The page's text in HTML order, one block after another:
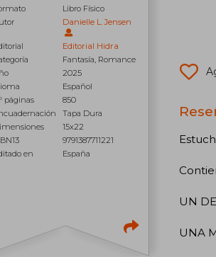
Libro Físico
Danielle L. Jensen
Editorial Hidra
Fantasía, Romance
2025
Español
páginas
850
Tapa Dura
15x22
9791387711221
en
España
UN
UNA